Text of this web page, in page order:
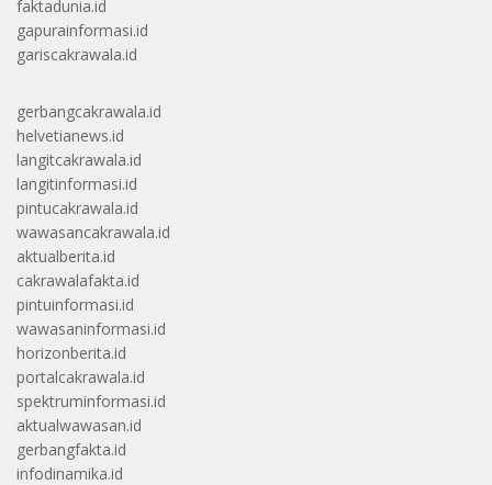
faktadunia.id
gapurainformasi.id
gariscakrawala.id
gerbangcakrawala.id
helvetianews.id
langitcakrawala.id
langitinformasi.id
pintucakrawala.id
wawasancakrawala.id
aktualberita.id
cakrawalafakta.id
pintuinformasi.id
wawasaninformasi.id
horizonberita.id
portalcakrawala.id
spektruminformasi.id
aktualwawasan.id
gerbangfakta.id
infodinamika.id